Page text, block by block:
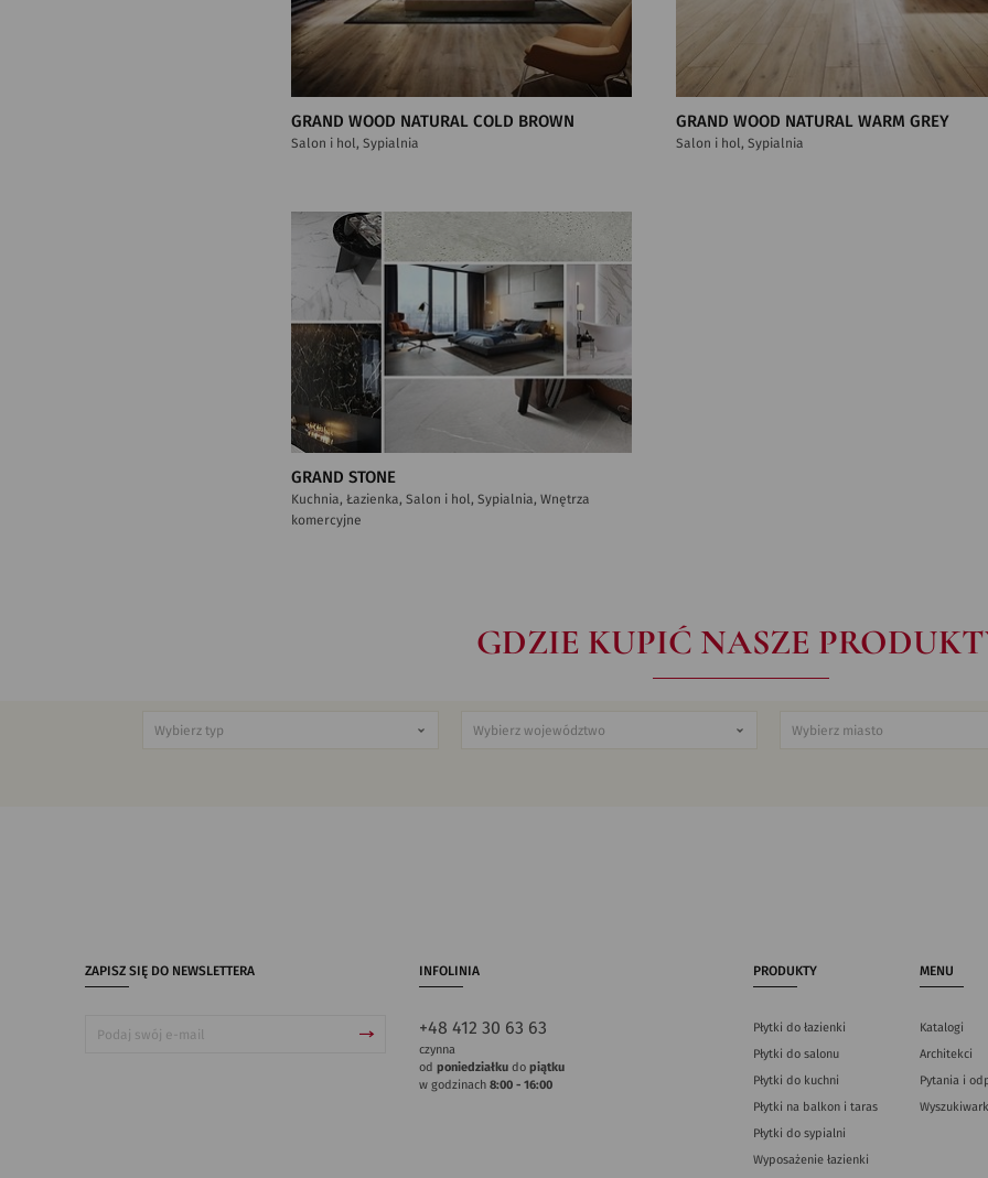
GRAND WOOD NATURAL COLD BROWN
Salon i hol, Sypialnia
GRAND WOOD NATURAL WARM GREY
Salon i hol, Sypialnia
GRAND STONE
Kuchnia, Łazienka, Salon i hol, Sypialnia, Wnętrza
komercyjne
GDZIE KUPIĆ NASZE
ZAPISZ SIĘ DO NEWSLETTERA INFOLINIA
+48 412 30 63 63
czynna
od poniedziałkudo piątku
w godzinach 8:00 - 16:00
PRODUKTY
Płytki do łazienki
Płytki do salonu
Płytki do kuchni
Płytki na balkon i taras
Płytki do sypialni
Wyposażenie łazienki
MENU
Katalogi
Architekci
Pytania i